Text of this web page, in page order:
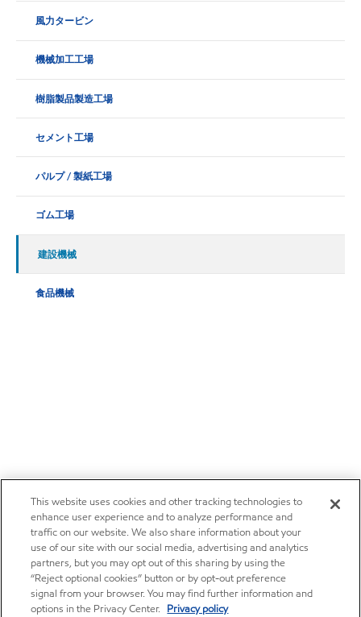
風力タービン
機械加工工場
樹脂製品製造工場
セメント工場
パルプ / 製紙工場
ゴム工場
建設機械
食品機械
This website uses cookies and other tracking technologies to
enhance user experience and to analyze performance and
traffic on our website. We also share information about your
use of our site with our social media, advertising and analytics
partners, but you may opt out of this sharing by using the
“Reject optional cookies” button or by opt-out preference
signal from your browser. You may find further information and
options in the Privacy Center. Privacy policy